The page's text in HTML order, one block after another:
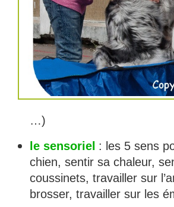
…)
le sensoriel : les 5 sens
chien, sentir sa chaleur,
coussinets, travailler sur
brosser, travailler sur les